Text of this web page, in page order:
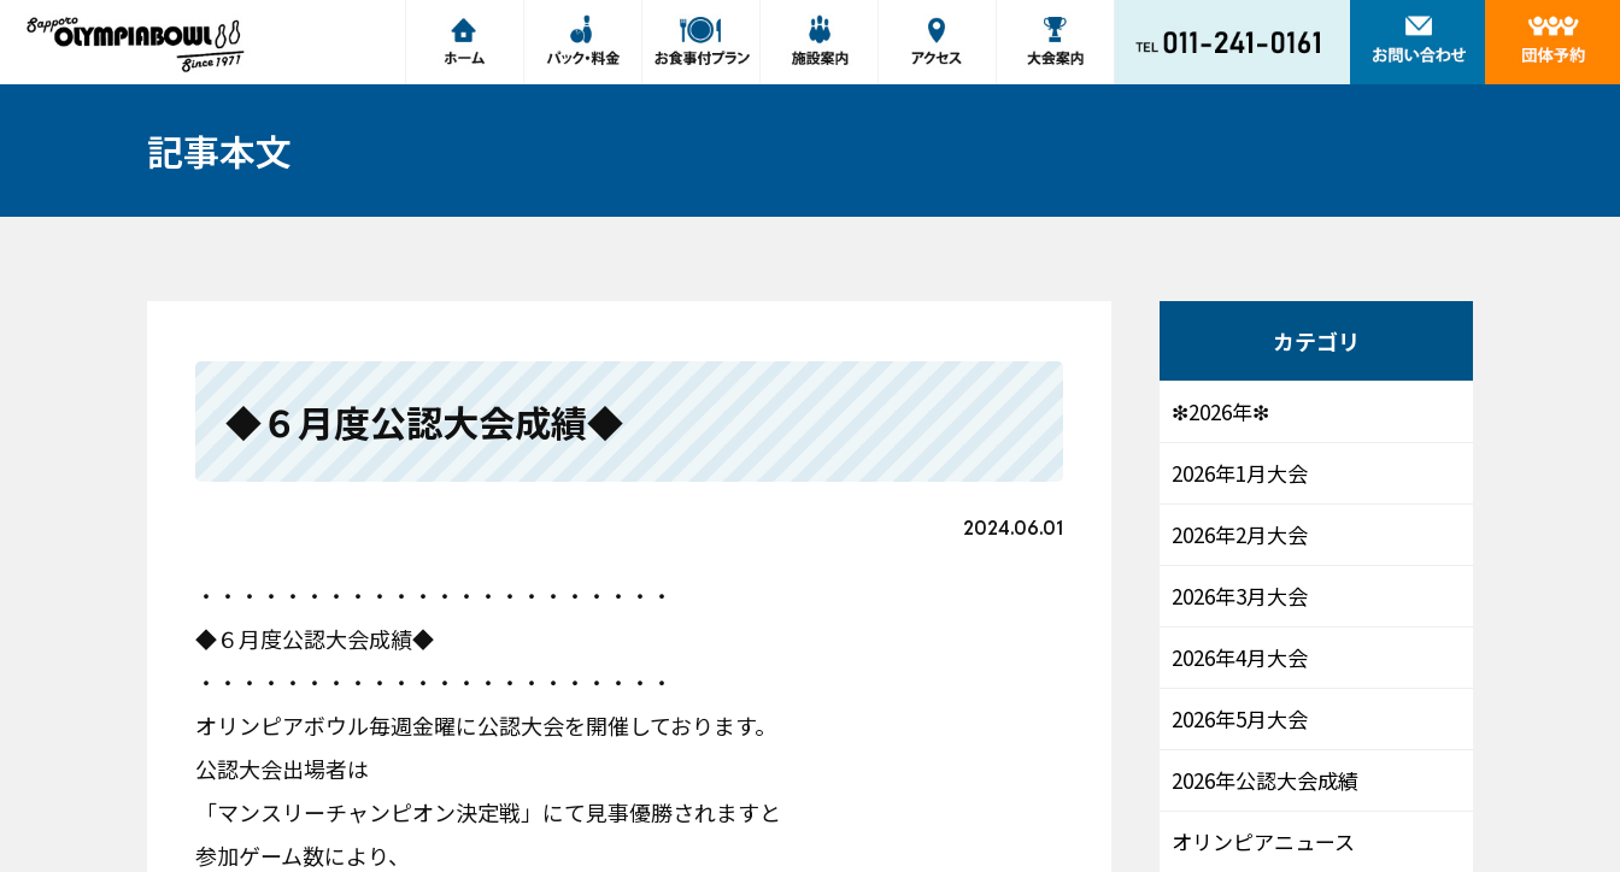
記事本文
◆６月度公認大会成績◆
2024.06.01
・・・・・・・・・・・・・・・・・・・・・・
◆６月度公認大会成績◆
・・・・・・・・・・・・・・・・・・・・・・
オリンピアボウル毎週金曜に公認大会を開催しております。
公認大会出場者は
「マンスリーチャンピオン決定戦」にて見事優勝されますと
参加ゲーム数により、
カテゴリ
❇2026年❇
2026年1月大会
2026年2月大会
2026年3月大会
2026年4月大会
2026年5月大会
2026年公認大会成績
オリンピアニュース